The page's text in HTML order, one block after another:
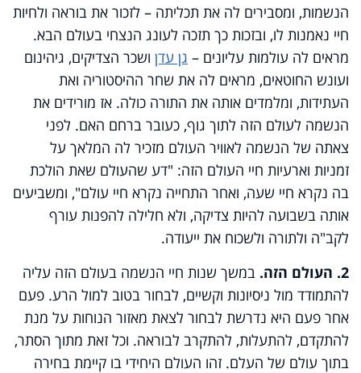
הנשמות, ומסבירים לה את תכליתה – לזכור את בוראה ולחיות
חיי נאמנות לו, ובזכות כך תזכה לעונג הנצחי בעולם הבא.
מראים לה עולמות עליונים – גן עדן ושכר הצדיקים, גיהינום
ועונש החוטאים, מראים לה את שחר ההיסטוריה ואת
העתידות, ומלמדים אותה את התורה כולה. אז מורידים את
הנשמה לעולם הזה לתוך גוף, כעובר ברחם האם. לפני
צאתה של הנשמה לאוויר העולם מזכיר לה המלאך על
זמניות וארעיות חיי העולם הזה: "דע שהעולם שאת הולכת
בה נקרא חיי שעה, ואחר התחייה נקרא חיי עולם", ומשביעים
אותה בשבועה להיות צדיקה, ולא חלילה להפנות עורף
לקב"ה ולתורה ולשכוח את ייעודה.
2. העולם הזה.
במשך שנות חיי הנשמה בעולם הזה עליה
להתמודד מול ניסיונות וקשיים, לבחור בטוב למול הרע. פעם
אחר פעם היא נדרשת לבחור לצאת מאזור הנוחות על מנת
להתקדם, להתעלות, להתקרב לבוראה. וכל זאת מתוך הסתר,
בתוך עולם של העלם. זהו העולם היחידי בו קיימת בחירה